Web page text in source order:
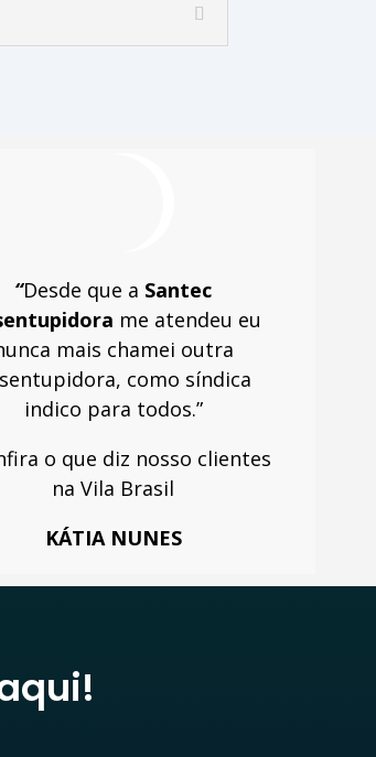
“Desde que a Santec
me atendeu eu
mais chamei outra
como síndica
indico para todos.”
KÁTIA NUNES